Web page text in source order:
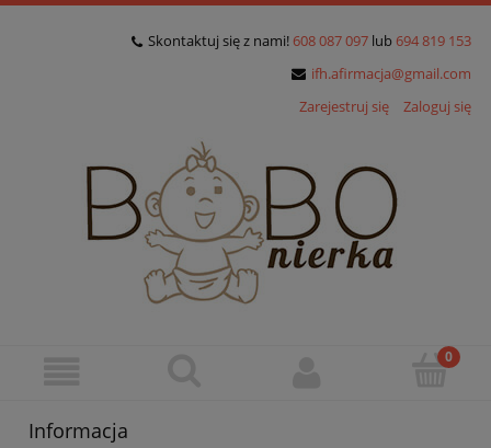
Skontaktuj się z nami! 608 087 097 lub 694 819 153
ifh.afirmacja@gmail.com
Zarejestruj się
Zaloguj się
Informacja